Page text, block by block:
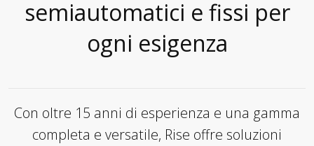
semiautomatici e fissi per
ogni esigenza
Con oltre 15 anni di esperienza e una gamma
completa e versatile, Rise offre soluzioni